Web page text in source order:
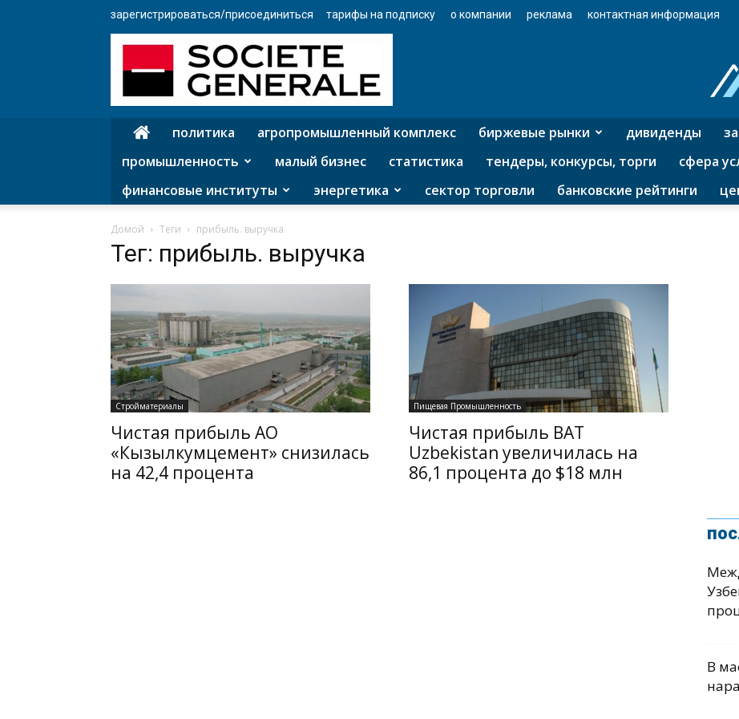
зарегистрироваться/присоединиться тарифы на подписку о компании реклама контактная информация
политика агропромышленный комплекс биржевые рынки дивиденды
промышленность
малый бизнес статистика тендеры, конкурсы, торги
сфера
финансовые институты
энергетика сектор торговли банковские рейтинги
Домой Теги прибыль. выручка
Тег: прибыль. выручка
Стройматериалы
Чистая прибыль АО
«Кызылкумцемент» снизилась
на 42,4 процента
Пищевая Промышленность
Чистая прибыль BAT
Uzbekistan увеличилась на
86,1 процента до $18 млн
В